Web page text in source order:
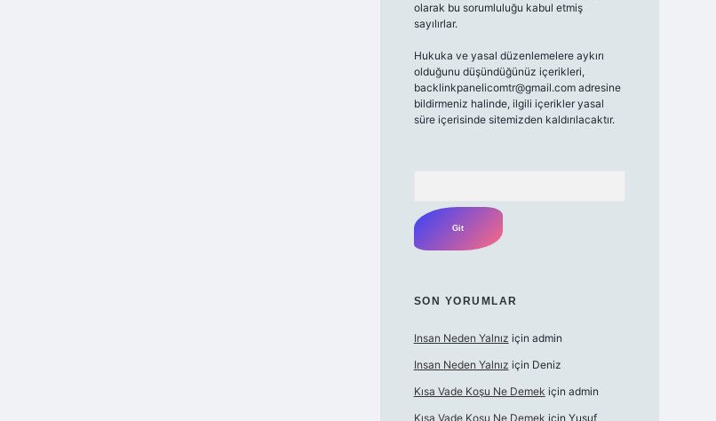
olarak bu sorumluluğu kabul etmiş
sayılırlar.
Hukuka ve yasal düzenlemelere aykırı
olduğunu düşündüğünüz içerikleri,
backlinkpanelicomtr@gmail.comadresine
bildirmeniz halinde, ilgili içerikler yasal
süre içerisinde sitemizden kaldırılacaktır.
SON YORUMLAR
Insan Neden Yalnız için admin
Insan Neden Yalnız için Deniz
Kısa Vade Koşu Ne Demek için admin
Kısa Vade Koşu Ne Demek için Yusuf